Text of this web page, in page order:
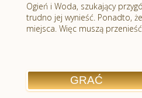
Ogień i Woda, szukający
trudno jej wynieść. Ponadto,
miejsca. Więc muszą
GRAĆ